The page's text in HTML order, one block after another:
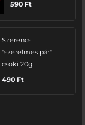
590 Ft
Szerencsi
"szerelmes pár"
csoki 20g
490 Ft